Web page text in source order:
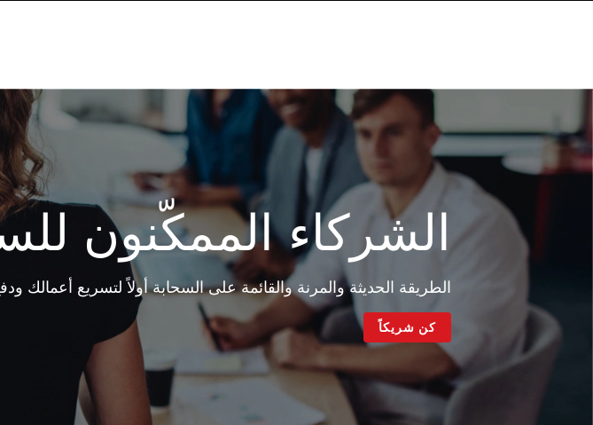
الشركاء الممكّنون
الطريقة الحديثة والمرنة والقائمة على السحابة أولاً لتسريع أعمالك
كن شريكاً